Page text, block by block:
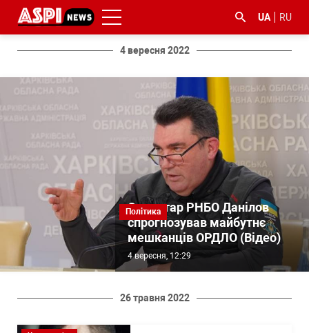
UA RU
4 вересня 2022
Політика
Секретар РНБО Данілов
спрогнозував майбутнє
мешканців ОРДЛО (Відео)
4 вересня, 12:29
26 травня 2022
#боротьба
корупцією
#Київ #коронавірус